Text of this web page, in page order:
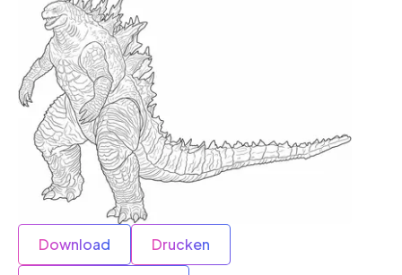
Download Drucken